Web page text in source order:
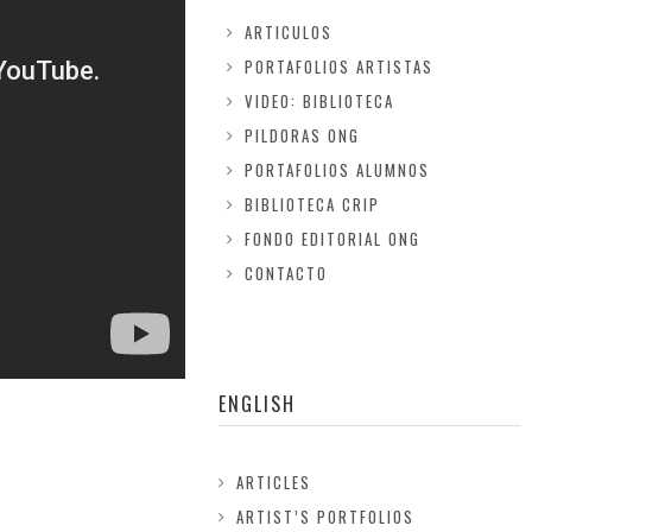
ARTICULOS
PORTAFOLIOS ARTISTAS
VIDEO: BIBLIOTECA
PILDORAS ONG
PORTAFOLIOS ALUMNOS
BIBLIOTECA CRIP
FONDO EDITORIAL ONG
CONTACTO
ENGLISH
ARTICLES
ARTIST’S PORTFOLIOS